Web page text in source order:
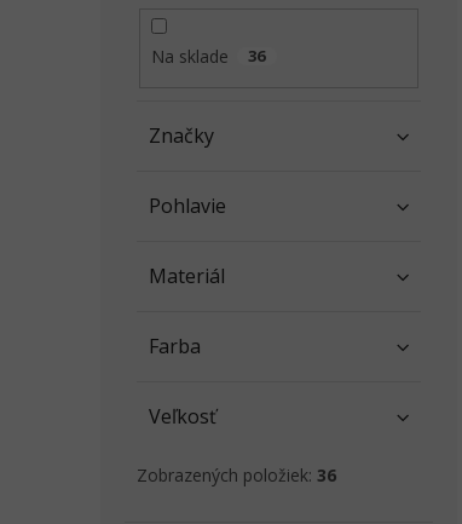
Na sklade 36
Značky
Pohlavie
Materiál
Farba
Veľkosť
Zobrazených položiek: 36